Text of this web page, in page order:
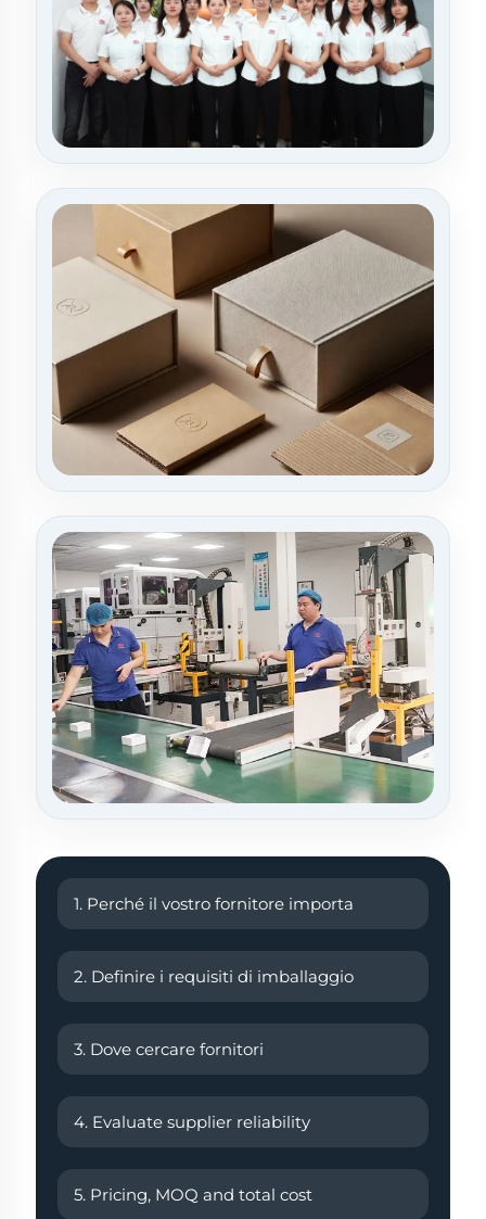
1. Perché il vostro fornitore importa
2. Definire i requisiti di imballaggio
3. Dove cercare fornitori
4. Evaluate supplier reliability
5. Pricing, MOQ and total cost